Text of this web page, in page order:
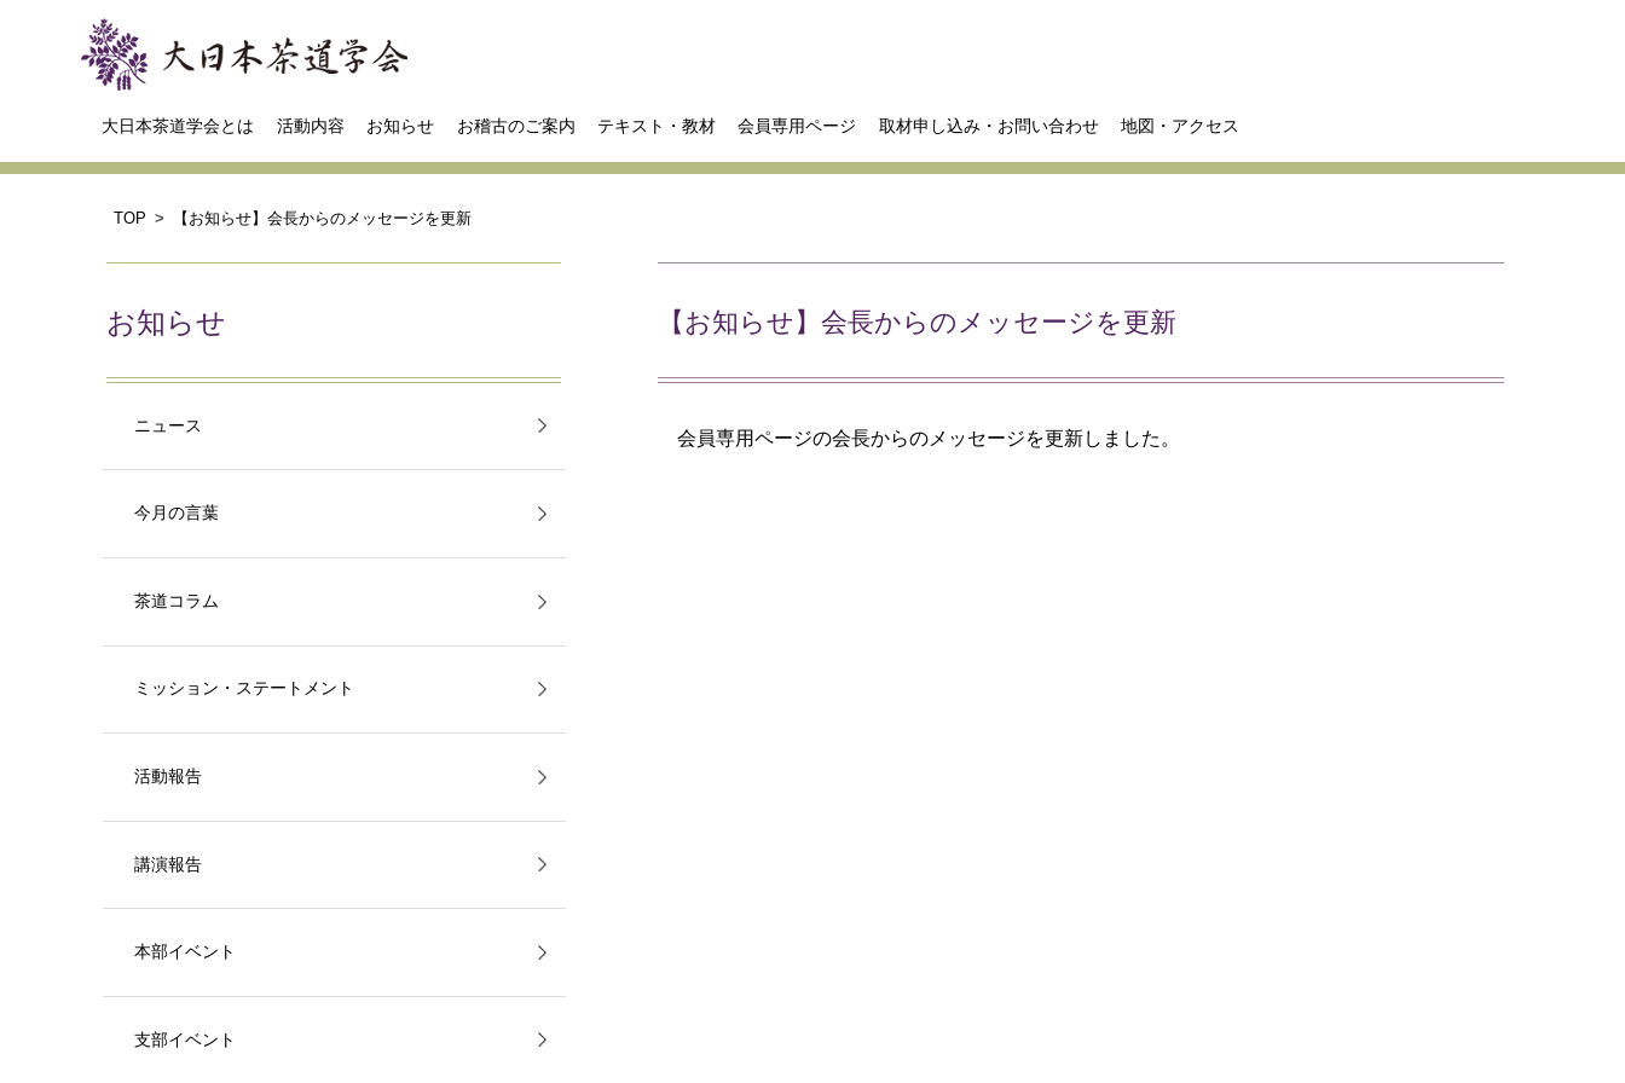
大日本茶道学会とは 活動内容 お知らせ お稽古のご案内 テキスト・教材 会員専用ページ 取材申し込み・お問い合わせ 地図・アクセス
TOP 【お知らせ】会長からのメッセージを更新
お知らせ
ニュース
今月の言葉
茶道コラム
ミッション・ステートメント
活動報告
講演報告
本部イベント
支部イベント
【お知らせ】会長からのメッセージを更新
会員専用ページの会長からのメッセージを更新しました。